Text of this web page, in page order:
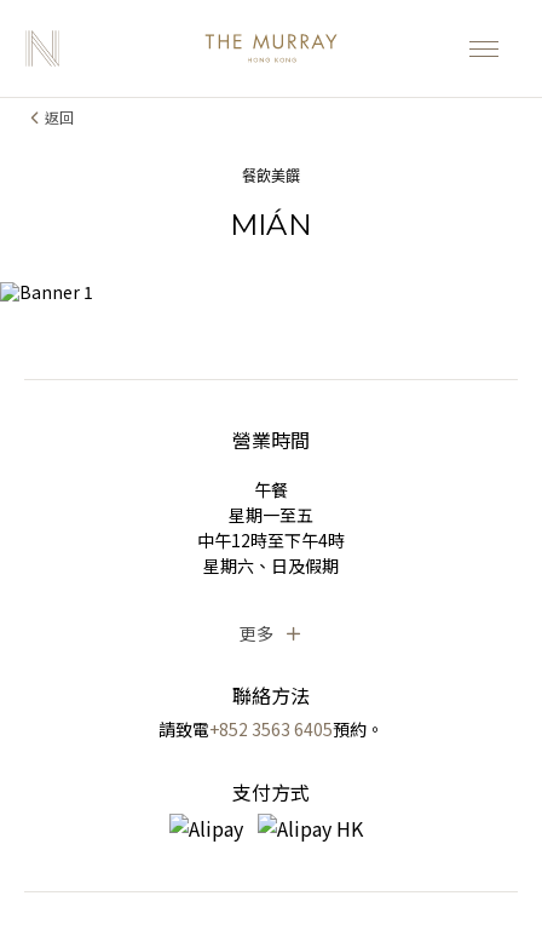
返回
餐飲美饌
MIÁN
營業時間
午餐
星期一至五
中午12時至下午4時
星期六、日及假期
更多
聯絡方法
請致電+852 3563 6405預約。
支付方式